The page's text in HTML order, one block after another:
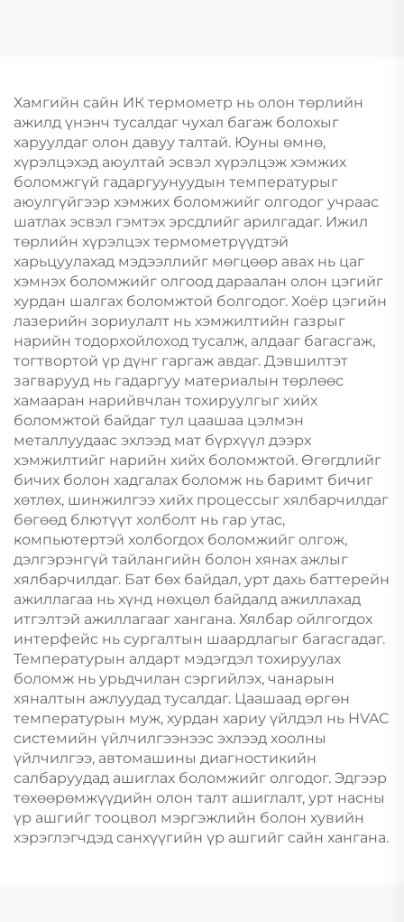
Хамгийн сайн ИК термометр нь олон төрлийн
ажилд үнэнч тусалдаг чухал багаж болохыг
харуулдаг олон давуу талтай. Юуны өмнө,
хүрэлцэхэд аюултай эсвэл хүрэлцэж хэмжих
боломжгүй гадаргуунуудын температурыг
аюулгүйгээр хэмжих боломжийг олгодог учраас
шатлах эсвэл гэмтэх эрсдлийг арилгадаг. Ижил
төрлийн хүрэлцэх термометрүүдтэй
харьцуулахад мэдээллийг мөгцөөр авах нь цаг
хэмнэх боломжийг олгоод дараалан олон цэгийг
хурдан шалгах боломжтой болгодог. Хоёр цэгийн
лазерийн зориулалт нь хэмжилтийн газрыг
нарийн тодорхойлоход тусалж, алдааг багасгаж,
тогтвортой үр дүнг гаргаж авдаг. Дэвшилтэт
загварууд нь гадаргуу материалын төрлөөс
хамааран нарийвчлан тохируулгыг хийх
боломжтой байдаг тул цаашаа цэлмэн
металлуудаас эхлээд мат бүрхүүл дээрх
хэмжилтийг нарийн хийх боломжтой. Өгөгдлийг
бичих болон хадгалах боломж нь баримт бичиг
хөтлөх, шинжилгээ хийх процессыг хялбарчилдаг
бөгөөд блютүүт холболт нь гар утас,
компьютертэй холбогдох боломжийг олгож,
дэлгэрэнгүй тайлангийн болон хянах ажлыг
хялбарчилдаг. Бат бөх байдал, урт дахь баттерейн
ажиллагаа нь хүнд нөхцөл байдалд ажиллахад
итгэлтэй ажиллагааг хангана. Хялбар ойлгогдох
интерфейс нь сургалтын шаардлагыг багасгадаг.
Температурын алдарт мэдэгдэл тохируулах
боломж нь урьдчилан сэргийлэх, чанарын
хяналтын ажлуудад тусалдаг. Цаашаад өргөн
температурын муж, хурдан хариу үйлдэл нь HVAC
системийн үйлчилгээнээс эхлээд хоолны
үйлчилгээ, автомашины диагностикийн
салбаруудад ашиглах боломжийг олгодог. Эдгээр
төхөөрөмжүүдийн олон талт ашиглалт, урт насны
үр ашгийг тооцвол мэргэжлийн болон хувийн
хэрэглэгчдэд санхүүгийн үр ашгийг сайн хангана.